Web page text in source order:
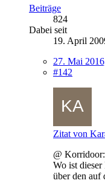
Beiträge
824
Dabei seit
19. April
27. Mai
#142
Zitat von
@ Korridoor:
Wo ist
über den auf